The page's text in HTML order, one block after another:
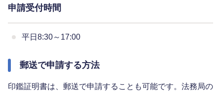
申請受付時間
平日8:30～17:00
郵送で申請する方法
印鑑証明書は、郵送で申請することも可能です。法務局の